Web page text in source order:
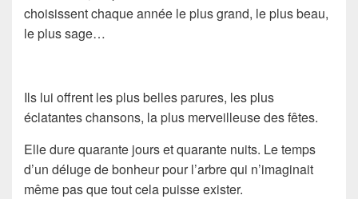
choisissent chaque année le plus grand, le plus beau,
le plus sage…
Ils lui offrent les plus belles parures, les plus
éclatantes chansons, la plus merveilleuse des fêtes.
Elle dure quarante jours et quarante nuits. Le temps
d’un déluge de bonheur pour l’arbre qui n’imaginait
même pas que tout cela puisse exister.